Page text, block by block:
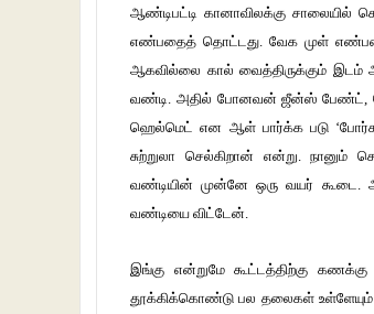
ஆண்டிபட்டி கானாவிலக்கு சாலையில்
எண்பதைத் தொட்டது. வேக முள்
ஆகவில்லை கால் வைத்திருக்கும்
வண்டி. அதில் போனவன் ஜீன்ஸ் பேண்ட்,
ஹெல்மெட் என ஆள் பார்க்க படு
சுற்றுலா செல்கிறான் என்று. நானும்
வண்டியின் முன்னே ஒரு வயர் கூடை.
வண்டியை விட்டேன்.
இங்கு என்றுமே கூட்டத்திற்கு
தூக்கிக்கொண்டு பல தலைகள் உள்ளேயும்